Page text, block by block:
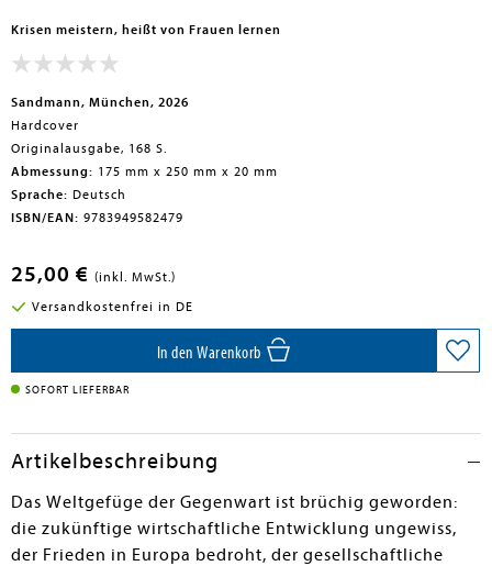
submenu
submenu
Krisen meistern, heißt von Frauen lernen
Sandmann, München, 2026
Hardcover
Originalausgabe, 168 S.
Abmessung: 175 mm x 250 mm x 20 mm
Sprache: Deutsch
ISBN/EAN: 9783949582479
25,00 € (inkl. MwSt.)
Versandkostenfrei in DE
In den Warenkorb
SOFORT LIEFERBAR
Artikelbeschreibung
Das Weltgefüge der Gegenwart ist brüchig geworden:
die zukünftige wirtschaftliche Entwicklung ungewiss,
der Frieden in Europa bedroht, der gesellschaftliche